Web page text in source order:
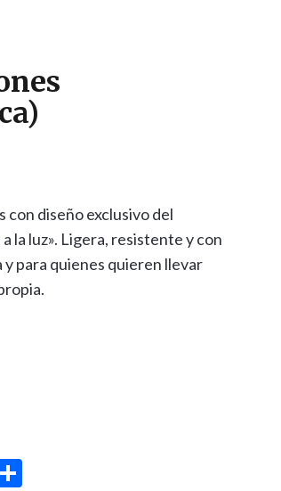
con diseño exclusivo del
la luz». Ligera, resistente y con
y para quienes quieren llevar
Compartir